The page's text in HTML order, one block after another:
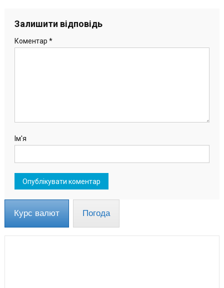
Залишити відповідь
Коментар *
Ім'я
Курс валют Погода